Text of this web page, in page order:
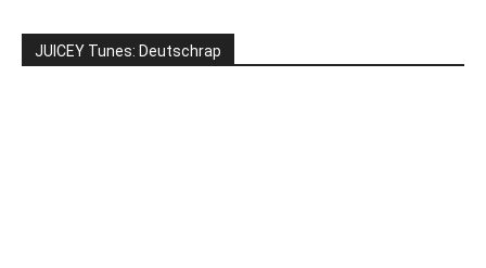
JUICEY Tunes: Deutschrap